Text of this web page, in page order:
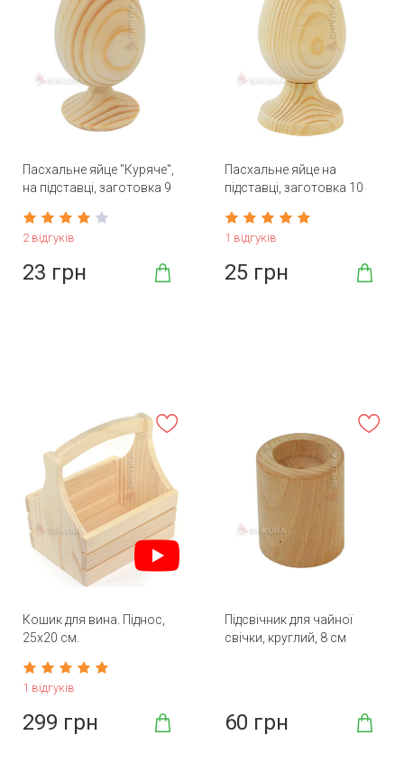
Пасхальне яйце "Куряче",
на підставці, заготовка 9
2 відгуків
23 грн
Пасхальне яйце на
підставці, заготовка 10
1 відгуків
25 грн
Кошик для вина. Піднос,
25х20 см.
1 відгуків
299 грн
Підсвічник для чайної
свічки, круглий, 8 см
60 грн